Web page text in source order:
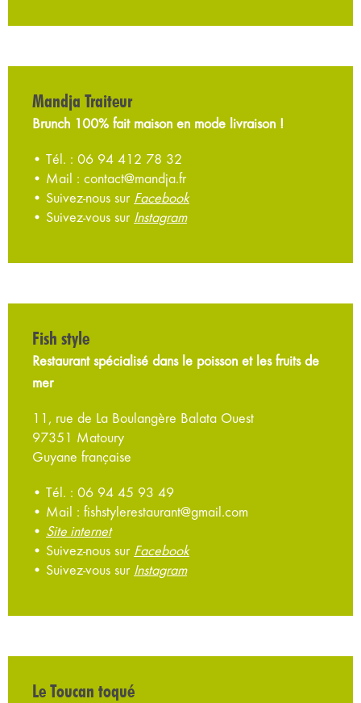
Mandja Traiteur
Brunch 100% fait maison en mode livraison !
• Tél. : 06 94 412 78 32
• Mail : contact@mandja.fr
• Suivez-nous sur Facebook
• Suivez-vous sur Instagram
Fish style
Restaurant spécialisé dans le poisson et les fruits de
mer
11, rue de La Boulangère Balata Ouest
97351 Matoury
Guyane française
• Tél. : 06 94 45 93 49
• Mail : fishstylerestaurant@gmail.com
• Site internet
• Suivez-nous sur Facebook
• Suivez-vous sur Instagram
Le Toucan toqué